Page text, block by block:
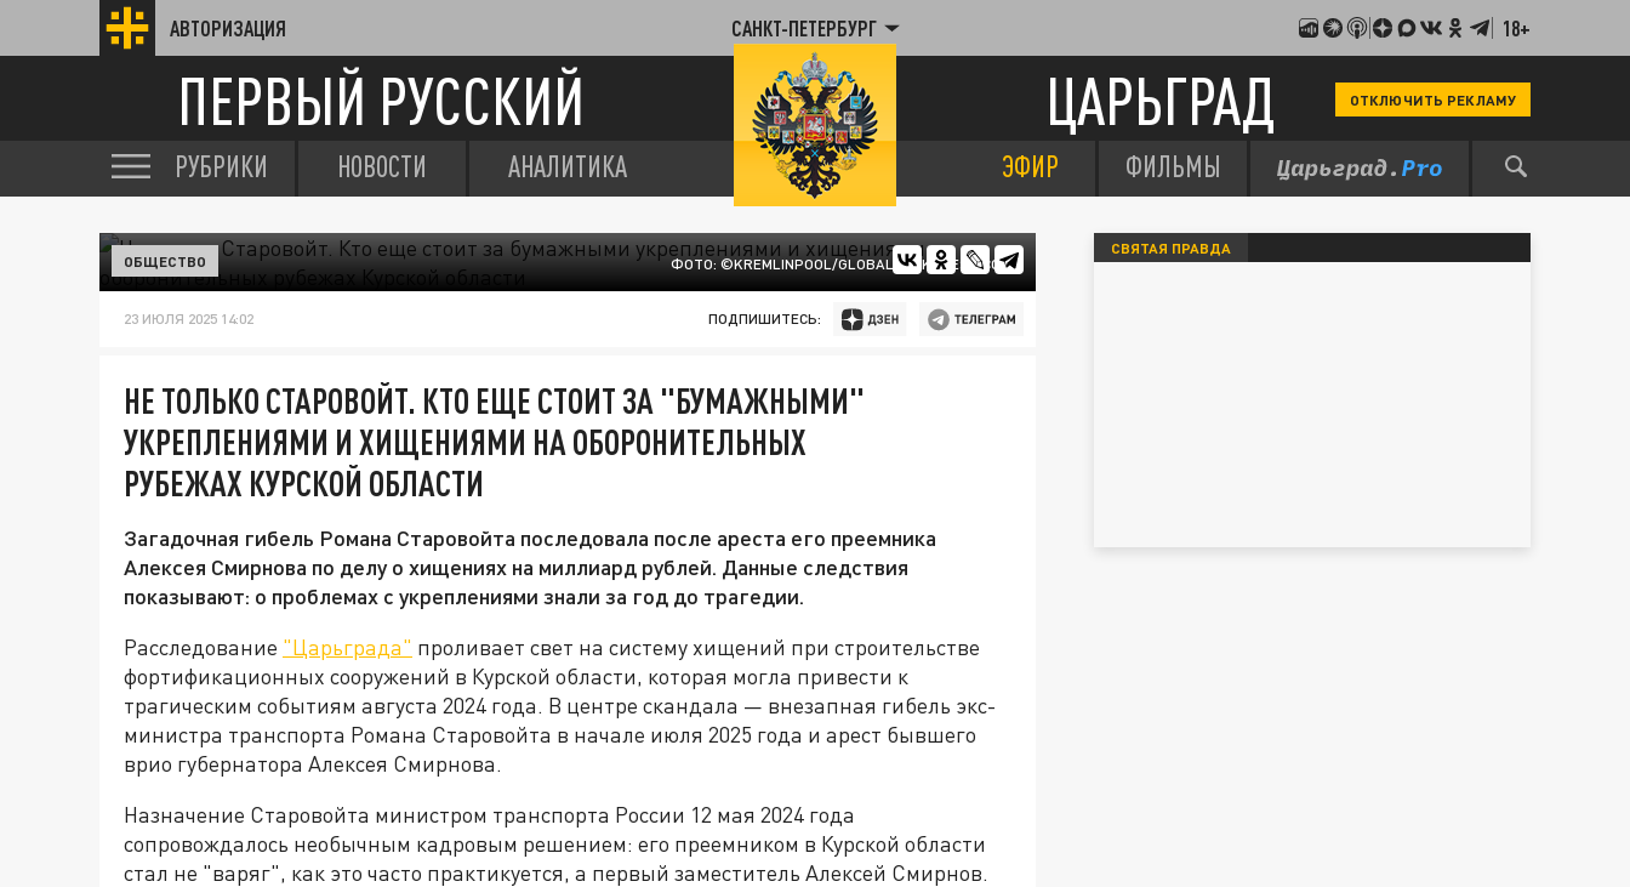
АВТОРИЗАЦИЯ САНКТ-ПЕТЕРБУРГ 18+
ПЕРВЫЙ РУССКИЙ ЦАРЬГРАД ОТКЛЮЧИТЬ РЕКЛАМУ
РУБРИКИ НОВОСТИ АНАЛИТИКА ЭФИР ФИЛЬМЫ
ФОТО: ©KREMLINPOOL/GLOBALLOOKPRESS.COM
ОБЩЕСТВО
23 ИЮЛЯ 2025 14:02 ПОДПИШИТЕСЬ:
НЕ ТОЛЬКО СТАРОВОЙТ. КТО ЕЩЕ СТОИТ ЗА "БУМАЖНЫМИ"
УКРЕПЛЕНИЯМИ И ХИЩЕНИЯМИ НА ОБОРОНИТЕЛЬНЫХ
РУБЕЖАХ КУРСКОЙ ОБЛАСТИ
Загадочная гибель Романа Старовойта последовала после ареста его преемника
Алексея Смирнова по делу о хищениях на миллиард рублей. Данные следствия
показывают: о проблемах с укреплениями знали за год до трагедии.
Расследование "Царьграда" проливает свет на систему хищений при строительстве
фортификационных сооружений в Курской области, которая могла привести к
трагическим событиям августа 2024 года. В центре скандала — внезапная гибель экс-
министра транспорта Романа Старовойта в начале июля 2025 года и арест бывшего
врио губернатора Алексея Смирнова.
Назначение Старовойта министром транспорта России 12 мая 2024 года
сопровождалось необычным кадровым решением: его преемником в Курской области
стал не "варяг", как это часто практикуется, а первый заместитель Алексей Смирнов.
СВЯТАЯ ПРАВДА